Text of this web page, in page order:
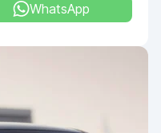
WhatsApp